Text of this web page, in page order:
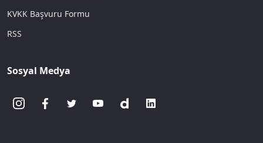
KVKK Başvuru Formu
RSS
Sosyal Medya